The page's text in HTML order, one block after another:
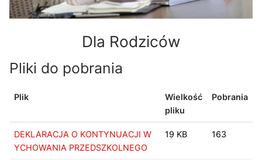
Dla Rodziców
Pliki do pobrania
Plik
Wielkość
pliku
Pobrania
DEKLARACJA O KONTYNUACJI W
YCHOWANIA PRZEDSZKOLNEGO
19 KB 163